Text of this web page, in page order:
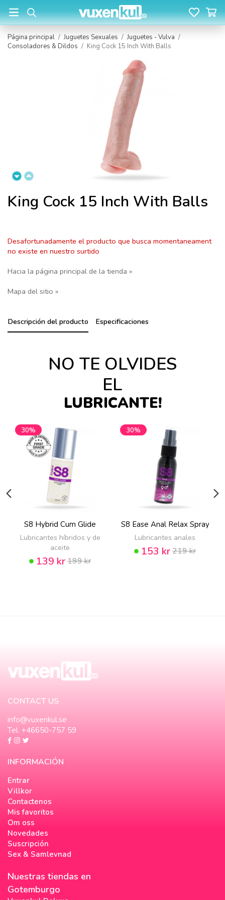
Página principal / Juguetes Sexuales / Juguetes - Vulva /
Consoladores & Dildos / King Cock 15 Inch With Balls
King Cock 15 Inch With Balls
Desafortunadamente el producto que busca momentaneament
no existe en nuestro surtido
Hacia la página principal de la tienda »
Mapa del sitio »
Descripción del producto Especificaciones
NO TE OLVIDES
EL
LUBRICANTE!
30%
S8 Hybrid Cum Glide
Lubricantes híbridos y de
aceite
139 kr199 kr
30%
S8 Ease Anal Relax Spray
Lubricantes anales
153 kr219 kr
CONTACT US
info@vuxenkul.se
Tel. +46650-757 59
INFORMACIÓN
Entrar
Villkor
Contactenos
Mis favoritos
Om oss
Novedades
Suscripción
Sex & Samlevnad
Nuestras tiendas en
Gotemburgo